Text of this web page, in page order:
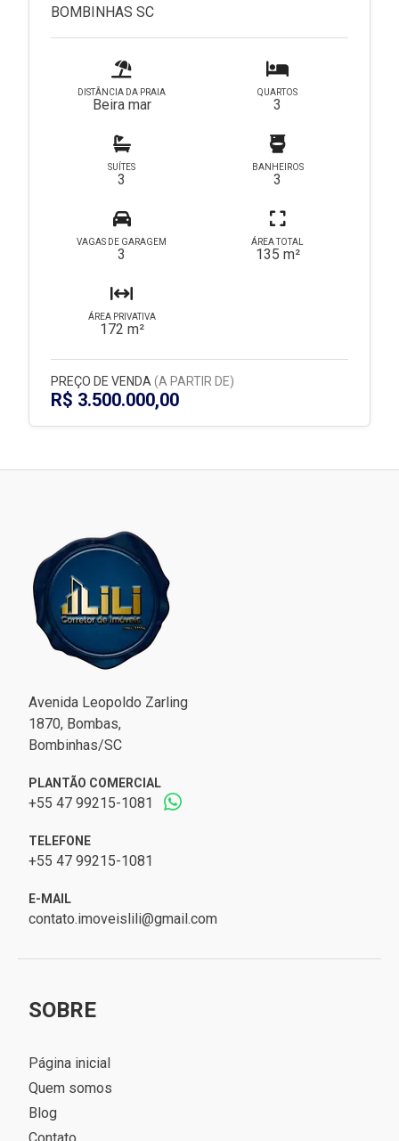
BOMBINHAS SC
DISTÂNCIA DA PRAIA
Beira mar
QUARTOS
3
SUÍTES
3
BANHEIROS
3
VAGAS DE GARAGEM
3
ÁREA TOTAL
135 m²
ÁREA PRIVATIVA
172 m²
PREÇO DE VENDA (A PARTIR DE)
R$ 3.500.000,00
Avenida Leopoldo Zarling
1870, Bombas,
Bombinhas/SC
PLANTÃO COMERCIAL
+55 47 99215-1081
TELEFONE
+55 47 99215-1081
E-MAIL
contato.imoveislili@gmail.com
SOBRE
Página inicial
Quem somos
Blog
Contato